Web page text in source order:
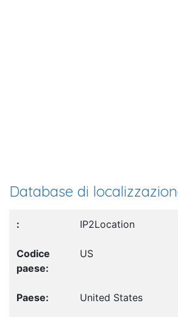
Database di
IP2Location
US
United States